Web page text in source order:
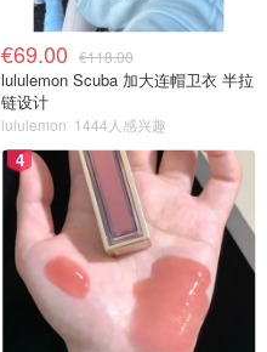
€69.00 €118.00
lululemon Scuba 加大连帽卫衣 半拉
链设计
lululemon 1444人感兴趣
4